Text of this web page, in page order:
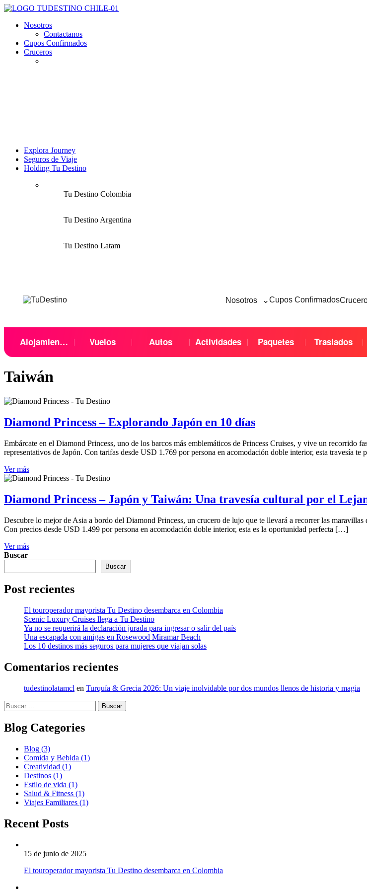
Nosotros
Contactanos
Cupos Confirmados
Cruceros
Explora Journey
Seguros de Viaje
Holding Tu Destino
Tu Destino Colombia
Tu Destino Argentina
Tu Destino Latam
Nosotros ⌄Cupos Confirmados
Alojamientos Vuelos Autos Actividades Paquetes Traslados
Taiwán
Diamond Princess – Explorando Japón en 10 días
Embárcate en el Diamond Princess, uno de los barcos más emblemáticos de Princess Cruises, y vive un recorrido
representativos de Japón. Con tarifas desde USD 1.769 por persona en acomodación doble interior, esta travesía
Ver más
Diamond Princess – Japón y Taiwán: Una travesía cultural por el
Descubre lo mejor de Asia a bordo del Diamond Princess, un crucero de lujo que te llevará a recorrer las
Con precios desde USD 1.499 por persona en acomodación doble interior, esta es la oportunidad perfecta […]
Ver más
Buscar
Buscar
Post recientes
El touroperador mayorista Tu Destino desembarca en Colombia
Scenic Luxury Cruises llega a Tu Destino
Ya no se requerirá la declaración jurada para ingresar o salir del país
Una escapada con amigas en Rosewood Miramar Beach
Los 10 destinos más seguros para mujeres que viajan solas
Comentarios recientes
tudestinolatamcl en Turquía & Grecia 2026: Un viaje inolvidable por dos mundos llenos de historia y magia
Buscar:
Blog Categories
Blog (3)
Comida y Bebida (1)
Creatividad (1)
Destinos (1)
Estilo de vida (1)
Salud & Fitness (1)
Viajes Familiares (1)
Recent Posts
15 de junio de 2025
El touroperador mayorista Tu Destino desembarca en Colombia